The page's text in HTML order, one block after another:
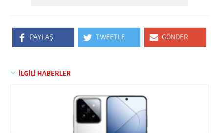
PAYLAŞ TWEETLE GÖNDER
İLGİLİ HABERLER